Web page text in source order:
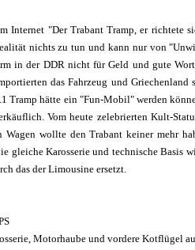
Internet "Der Trabant Tramp, er richtete
nichts zu tun und kann nur von
in der DDR nicht für Geld und gute
das Fahrzeug und Griechenland
Tramp hätte ein "Fun-Mobil" werden
Vom heute zelebrierten Kult-
Wagen wollte den Trabant keiner mehr
gleiche Karosserie und technische Basis
das der Limousine ersetzt.
Motorhaube und vordere Kotflügel